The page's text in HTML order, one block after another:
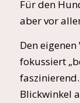
Für den
aber vor
Den
fokussiert
Blickwinkel